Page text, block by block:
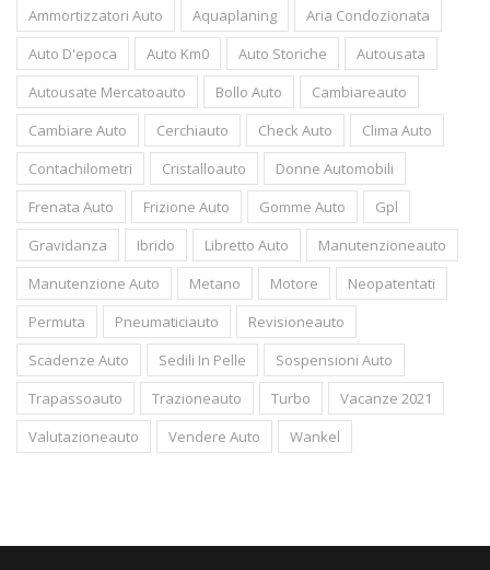
Ammortizzatori Auto
Aquaplaning
Aria Condozionata
Auto D'epoca
Auto Km0 Auto Storiche
Autousata
Autousate Mercatoauto
Bollo Auto
Cambiareauto
Cambiare Auto
Cerchiauto Check Auto
Clima Auto
Contachilometri
Cristalloauto
Donne Automobili
Frenata Auto
Frizione Auto Gomme Auto
Gpl
Gravidanza
Ibrido Libretto Auto
Manutenzioneauto
Manutenzione Auto
Metano Motore
Neopatentati
Permuta
Pneumaticiauto
Revisioneauto
Scadenze Auto
Sedili In Pelle
Sospensioni Auto
Trapassoauto
Trazioneauto Turbo
Vacanze 2021
Valutazioneauto
Vendere Auto Wankel